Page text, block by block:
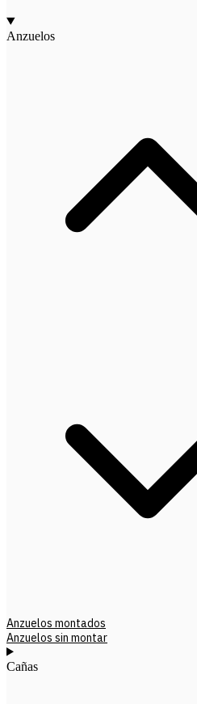
Anzuelos
Anzuelos montados
Anzuelos sin montar
Cañas